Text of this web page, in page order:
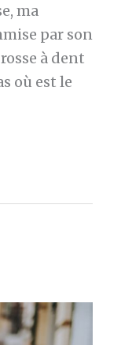
ma
par son
à dent
où est le